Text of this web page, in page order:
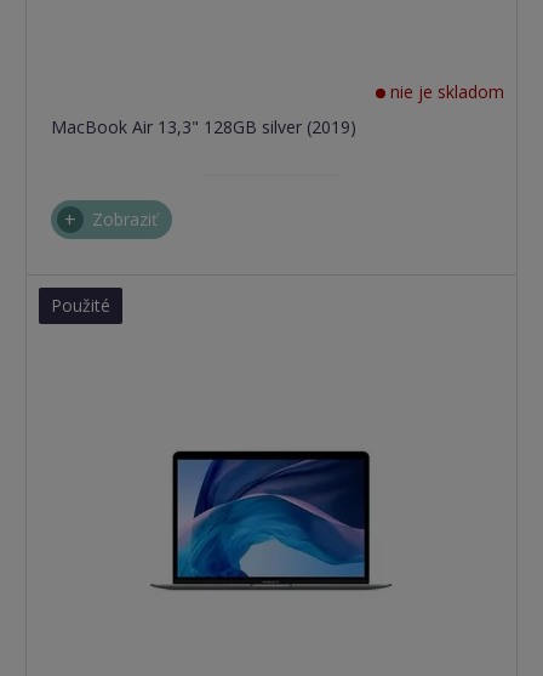
nie je skladom
MacBook Air 13,3" 128GB silver (2019)
Zobraziť
Použité